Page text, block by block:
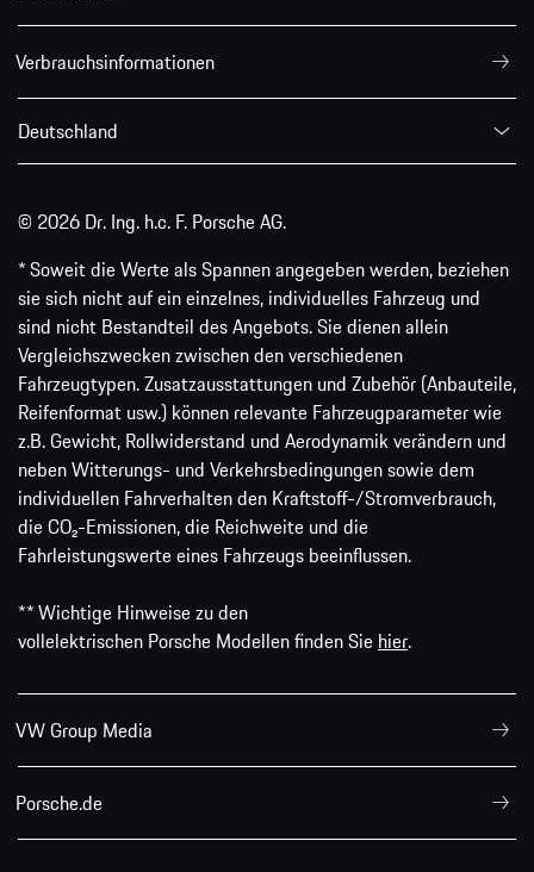
Verbrauchsinformationen
Deutschland
© 2026 Dr. Ing. h.c. F. Porsche AG.
* Soweit die Werte als Spannen angegeben werden, beziehen
sie sich nicht auf ein einzelnes, individuelles Fahrzeug und
sind nicht Bestandteil des Angebots. Sie dienen allein
Vergleichszwecken zwischen den verschiedenen
Fahrzeugtypen. Zusatzausstattungen und Zubehör (Anbauteile,
Reifenformat usw.) können relevante Fahrzeugparameter wie
z.B. Gewicht, Rollwiderstand und Aerodynamik verändern und
neben Witterungs- und Verkehrsbedingungen sowie dem
individuellen Fahrverhalten den Kraftstoff-/Stromverbrauch,
die CO₂-Emissionen, die Reichweite und die
Fahrleistungswerte eines Fahrzeugs beeinflussen.
** Wichtige Hinweise zu den
vollelektrischen Porsche Modellen finden Sie hier.
VW Group Media
Porsche.de